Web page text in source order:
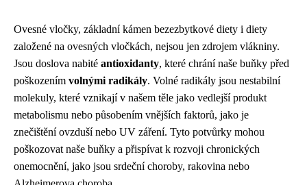
Ovesné vločky, základní kámen bezezbytkové diety i diety
založené na ovesných vločkách, nejsou jen zdrojem vlákniny.
Jsou doslova nabité antioxidanty, které chrání naše buňky před
poškozením volnými radikály. Volné radikály jsou nestabilní
molekuly, které vznikají v našem těle jako vedlejší produkt
metabolismu nebo působením vnějších faktorů, jako je
znečištění ovzduší nebo UV záření. Tyto potvůrky mohou
poškozovat naše buňky a přispívat k rozvoji chronických
onemocnění, jako jsou srdeční choroby, rakovina nebo